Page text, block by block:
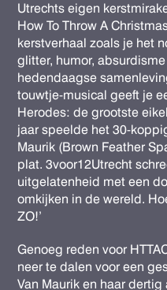
Utrechts eigen
How To Throw A
kerstverhaal zoals je het
glitter, humor,
hedendaagse
touwtje-musical geeft je
Herodes: de grootste
jaar speelde het 30-
Maurik (Brown Feather
plat. 3voor12Utrecht
uitgelatenheid met een
omkijken in de wereld.
ZO!’
Genoeg reden voor
neer te dalen voor een
Van Maurik en haar